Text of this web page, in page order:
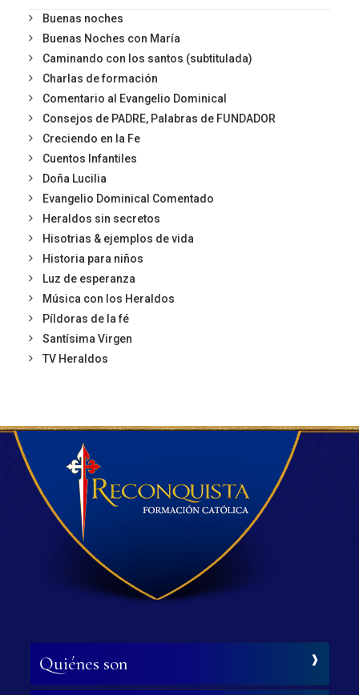
Buenas noches
Buenas Noches con María
Caminando con los santos (subtitulada)
Charlas de formación
Comentario al Evangelio Dominical
Consejos de PADRE, Palabras de FUNDADOR
Creciendo en la Fe
Cuentos Infantiles
Doña Lucilia
Evangelio Dominical Comentado
Heraldos sin secretos
Hisotrias & ejemplos de vida
Historia para niños
Luz de esperanza
Música con los Heraldos
Píldoras de la fé
Santísima Virgen
TV Heraldos
Quiénes son